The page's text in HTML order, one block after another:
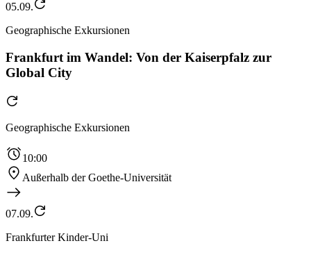
05.09.
Geographische Exkursionen
Frankfurt im Wandel: Von der Kaiserpfalz zur
Global City
Geographische Exkursionen
10:00
Außerhalb der Goethe-Universität
07.09.
Frankfurter Kinder-Uni